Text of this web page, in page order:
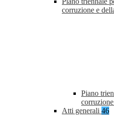
corruzione e
Piano
Atti generali 46